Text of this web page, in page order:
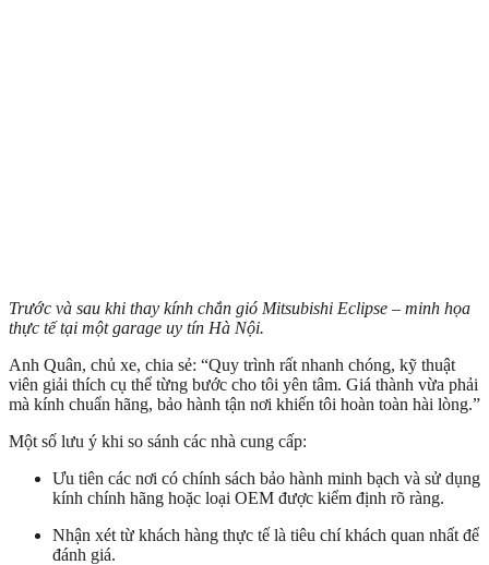
Trước và sau khi thay kính chắn gió Mitsubishi Eclipse – minh họa
thực tế tại một garage uy tín Hà Nội.
Anh Quân, chủ xe, chia sẻ: “Quy trình rất nhanh chóng, kỹ thuật
viên giải thích cụ thể từng bước cho tôi yên tâm. Giá thành vừa phải
mà kính chuẩn hãng, bảo hành tận nơi khiến tôi hoàn toàn hài lòng.”
Một số lưu ý khi so sánh các nhà cung cấp:
Ưu tiên các nơi có chính sách bảo hành minh bạch và sử dụng
kính chính hãng hoặc loại OEM được kiểm định rõ ràng.
Nhận xét từ khách hàng thực tế là tiêu chí khách quan nhất để
đánh giá.